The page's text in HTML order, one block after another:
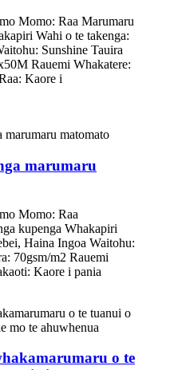
Momo: Raa Marumaru
Wahi o te takenga:
Sunshine Tauira
Rauemi Whakatere:
Kaore i
marumaru
Momo: Raa
kupenga Whakapiri
Haina Ingoa Waitohu:
70gsm/m2 Rauemi
Kaore i pania
o te